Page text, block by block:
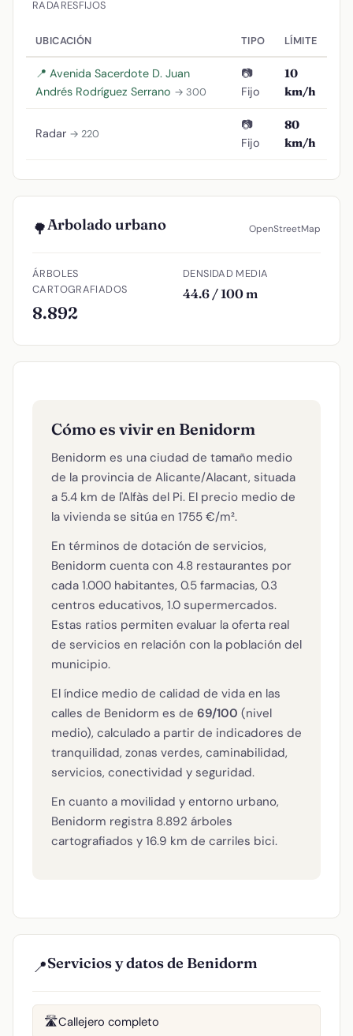
RADARESFIJOS
UBICACIÓN TIPO LÍMITE
📍 Avenida Sacerdote D. Juan
Andrés Rodríguez Serrano → 300
📷
Fijo
10
km/h
Radar → 220
📷
Fijo
80
km/h
🌳Arbolado urbano OpenStreetMap
ÁRBOLES
CARTOGRAFIADOS
8.892
DENSIDAD MEDIA
44.6 / 100 m
Cómo es vivir en Benidorm
Benidorm es una ciudad de tamaño medio
de la provincia de Alicante/Alacant, situada
a 5.4 km de l'Alfàs del Pi. El precio medio de
la vivienda se sitúa en 1755 €/m².
En términos de dotación de servicios,
Benidorm cuenta con 4.8 restaurantes por
cada 1.000 habitantes, 0.5 farmacias, 0.3
centros educativos, 1.0 supermercados.
Estas ratios permiten evaluar la oferta real
de servicios en relación con la población del
municipio.
El índice medio de calidad de vida en las
calles de Benidorm es de 69/100 (nivel
medio), calculado a partir de indicadores de
tranquilidad, zonas verdes, caminabilidad,
servicios, conectividad y seguridad.
En cuanto a movilidad y entorno urbano,
Benidorm registra 8.892 árboles
cartografiados y 16.9 km de carriles bici.
📍Servicios y datos de Benidorm
🛣️Callejero completo